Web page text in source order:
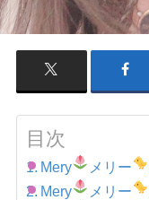
目次
Mery メリー
Mery
メリー